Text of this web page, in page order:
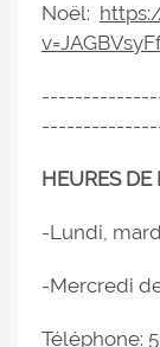
Noël:
HEURES DE
-Lundi,
-Mercredi
Téléphone: